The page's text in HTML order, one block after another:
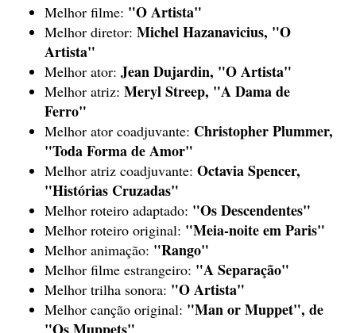
Melhor filme: "O Artista"
Melhor diretor: Michel Hazanavicius, "O
Artista"
Melhor ator: Jean Dujardin, "O Artista"
Melhor atriz: Meryl Streep, "A Dama de
Ferro"
Melhor ator coadjuvante: Christopher Plummer,
"Toda Forma de Amor"
Melhor atriz coadjuvante: Octavia Spencer,
"Histórias Cruzadas"
Melhor roteiro adaptado: "Os Descendentes"
Melhor roteiro original: "Meia-noite em Paris"
Melhor animação: "Rango"
Melhor filme estrangeiro: "A Separação"
Melhor trilha sonora: "O Artista"
Melhor canção original: "Man or Muppet", de